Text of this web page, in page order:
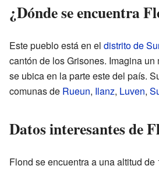
¿Dónde se encuentra
Este pueblo está en el distrito de
cantón de los Grisones. Imagina
se ubica en la parte este del país.
comunas de Rueun, Ilanz, Luven,
Datos interesantes de
Flond se encuentra a una altitud de